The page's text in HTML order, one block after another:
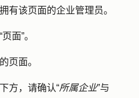
有该页面的企业管理员。
“页面”。
页面。
方，请确认“所属企业”与